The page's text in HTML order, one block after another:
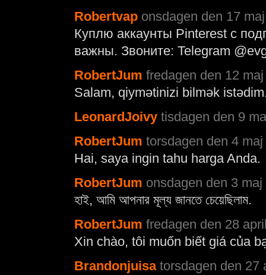
Robertvap onsdagen den 17
Куплю аккаунты Pinterest с
важны. Звоните: Telegrаm
RobertJum fredagen den 12
Salam, qiymətinizi bilmək
LeonardJoivy tisdagen den 9
RobertJum torsdagen den 4
Hai, saya ingin tahu harga Anda.
RobertJum onsdagen den 3
হাই, আমি আপনার মূল্য জানতে চেয়েছিলাম.
RobertJum fredagen den 28
Xin chào, tôi muốn biết giá của
Brandonjuisa torsdagen den 27